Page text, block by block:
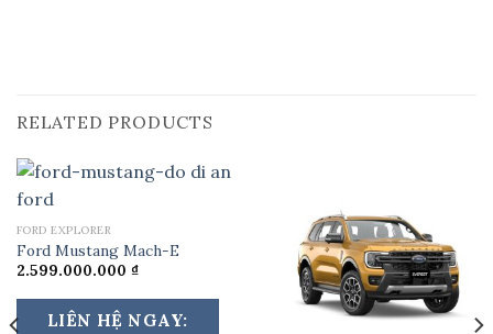
RELATED PRODUCTS
FORD EXPLORER
Ford Mustang Mach-E
2.599.000.000 ₫
LIÊN HỆ NGAY: